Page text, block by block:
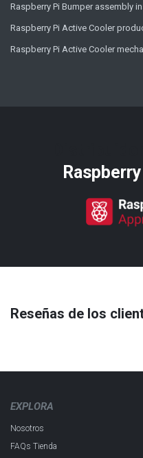
Raspberry Pi Bumper assembly
Raspberry Pi Active Cooler
Raspberry Pi Active Cooler
Reseñas de los
EXPLORA
Nosotros
FAQs Tienda